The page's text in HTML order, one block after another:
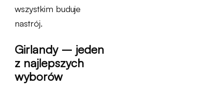
wszystkim buduje
nastrój.
Girlandy – jeden
z najlepszych
wyborów